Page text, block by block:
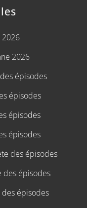
2026
2026
épisodes
épisodes
épisodes
épisodes
des épisodes
des épisodes
épisodes